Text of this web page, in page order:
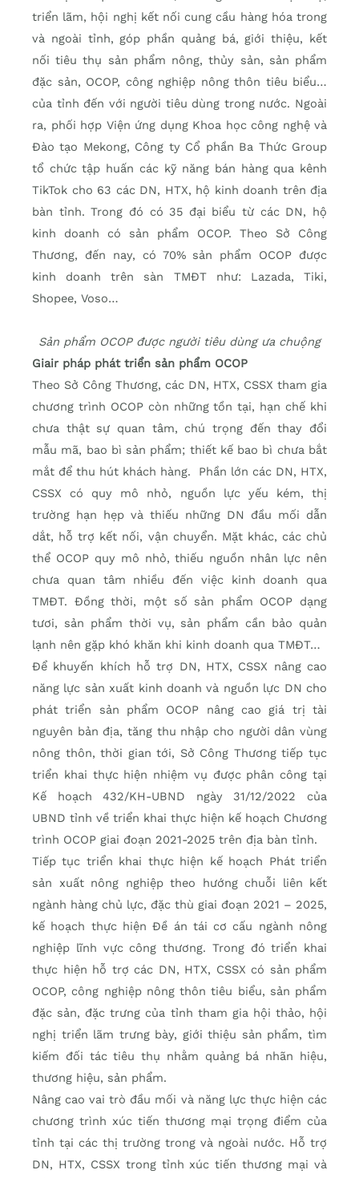
triển lãm, hội nghị kết nối cung cầu hàng hóa trong
và ngoài tỉnh, góp phần quảng bá, giới thiệu, kết
nối tiêu thụ sản phẩm nông, thủy sản, sản phẩm
đặc sản, OCOP, công nghiệp nông thôn tiêu biểu…
của tỉnh đến với người tiêu dùng trong nước. Ngoài
ra, phối hợp Viện ứng dụng Khoa học công nghệ và
Đào tạo Mekong, Công ty Cổ phần Ba Thức Group
tổ chức tập huấn các kỹ năng bán hàng qua kênh
TikTok cho 63 các DN, HTX, hộ kinh doanh trên địa
bàn tỉnh. Trong đó có 35 đại biểu từ các DN, hộ
kinh doanh có sản phẩm OCOP. Theo Sở Công
Thương, đến nay, có 70% sản phẩm OCOP được
kinh doanh trên sàn TMĐT như: Lazada, Tiki,
Shopee, Voso…
Sản phẩm OCOP được người tiêu dùng ưa chuộng
Giair pháp phát triển sản phẩm OCOP
Theo Sở Công Thương, các DN, HTX, CSSX tham gia
chương trình OCOP còn những tồn tại, hạn chế khi
chưa thật sự quan tâm, chú trọng đến thay đổi
mẫu mã, bao bì sản phẩm; thiết kế bao bì chưa bắt
mắt để thu hút khách hàng. Phần lớn các DN, HTX,
CSSX có quy mô nhỏ, nguồn lực yếu kém, thị
trường hạn hẹp và thiếu những DN đầu mối dẫn
dắt, hỗ trợ kết nối, vận chuyển. Mặt khác, các chủ
thể OCOP quy mô nhỏ, thiếu nguồn nhân lực nên
chưa quan tâm nhiều đến việc kinh doanh qua
TMĐT. Đồng thời, một số sản phẩm OCOP dạng
tươi, sản phẩm thời vụ, sản phẩm cần bảo quản
lạnh nên gặp khó khăn khi kinh doanh qua TMĐT…
Để khuyến khích hỗ trợ DN, HTX, CSSX nâng cao
năng lực sản xuất kinh doanh và nguồn lực DN cho
phát triển sản phẩm OCOP nâng cao giá trị tài
nguyên bản địa, tăng thu nhập cho người dân vùng
nông thôn, thời gian tới, Sở Công Thương tiếp tục
triển khai thực hiện nhiệm vụ được phân công tại
Kế hoạch 432/KH-UBND ngày 31/12/2022 của
UBND tỉnh về triển khai thực hiện kế hoạch Chương
trình OCOP giai đoạn 2021-2025 trên địa bàn tỉnh.
Tiếp tục triển khai thực hiện kế hoạch Phát triển
sản xuất nông nghiệp theo hướng chuỗi liên kết
ngành hàng chủ lực, đặc thù giai đoạn 2021 – 2025,
kế hoạch thực hiện Đề án tái cơ cấu ngành nông
nghiệp lĩnh vực công thương. Trong đó triển khai
thực hiện hỗ trợ các DN, HTX, CSSX có sản phẩm
OCOP, công nghiệp nông thôn tiêu biểu, sản phẩm
đặc sản, đặc trưng của tỉnh tham gia hội thảo, hội
nghị triển lãm trưng bày, giới thiệu sản phẩm, tìm
kiếm đối tác tiêu thụ nhằm quảng bá nhãn hiệu,
thương hiệu, sản phẩm.
Nâng cao vai trò đầu mối và năng lực thực hiện các
chương trình xúc tiến thương mại trọng điểm của
tỉnh tại các thị trường trong và ngoài nước. Hỗ trợ
DN, HTX, CSSX trong tỉnh xúc tiến thương mại và